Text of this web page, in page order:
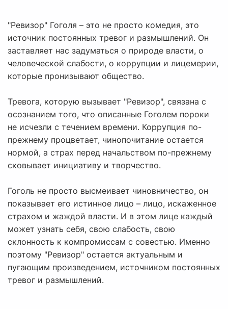
"Ревизор" Гоголя – это не просто комедия, это
источник постоянных тревог и размышлений. Он
заставляет нас задуматься о природе власти, о
человеческой слабости, о коррупции и лицемерии,
которые пронизывают общество.
Тревога, которую вызывает "Ревизор", связана с
осознанием того, что описанные Гоголем пороки
не исчезли с течением времени. Коррупция по-
прежнему процветает, чинопочитание остается
нормой, а страх перед начальством по-прежнему
сковывает инициативу и творчество.
Гоголь не просто высмеивает чиновничество, он
показывает его истинное лицо – лицо, искаженное
страхом и жаждой власти. И в этом лице каждый
может узнать себя, свою слабость, свою
склонность к компромиссам с совестью. Именно
поэтому "Ревизор" остается актуальным и
пугающим произведением, источником постоянных
тревог и размышлений.